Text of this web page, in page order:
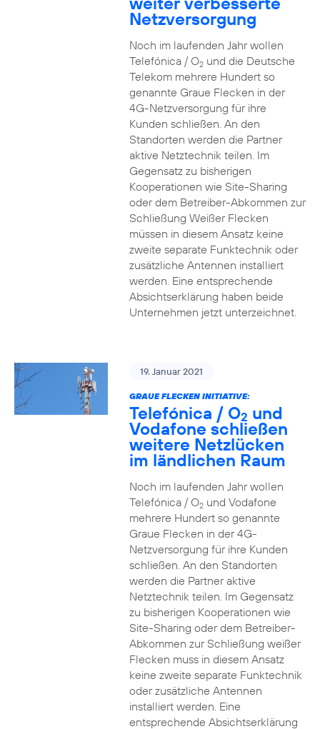
Netzversorgung
Noch im laufenden Jahr wollen
Telefónica / O2und die Deutsche
Telekom mehrere Hundert so
genannte Graue Flecken in der
4G-Netzversorgung für ihre
Kunden schließen. An den
Standorten werden die Partner
aktive Netztechnik teilen. Im
Gegensatz zu bisherigen
Kooperationen wie Site-Sharing
oder dem Betreiber-Abkommen zur
Schließung Weißer Flecken
müssen in diesem Ansatz keine
zweite separate Funktechnik oder
zusätzliche Antennen installiert
werden. Eine entsprechende
Absichtserklärung haben beide
Unternehmen jetzt unterzeichnet.
19. Januar 2021
GRAUE FLECKEN INITIATIVE:
Telefónica / O2 und
Vodafone schließen
weitere Netzlücken
im ländlichen Raum
Noch im laufenden Jahr wollen
Telefónica / O2und Vodafone
mehrere Hundert so genannte
Graue Flecken in der 4G-
Netzversorgung für ihre Kunden
schließen. An den Standorten
werden die Partner aktive
Netztechnik teilen. Im Gegensatz
zu bisherigen Kooperationen wie
Site-Sharing oder dem Betreiber-
Abkommen zur Schließung weißer
Flecken muss in diesem Ansatz
keine zweite separate Funktechnik
oder zusätzliche Antennen
installiert werden. Eine
entsprechende Absichtserklärung